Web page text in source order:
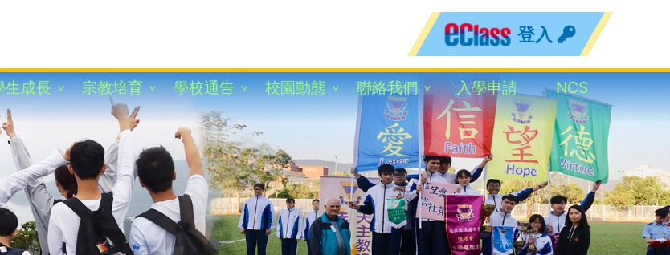
登入
生成長 宗教培育 學校通告 校園動態 聯絡我們 入學申請 NCS